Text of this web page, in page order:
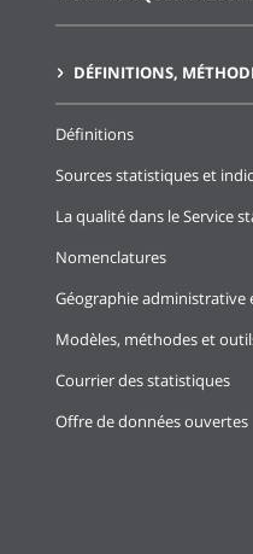
DÉFINITIONS,
Définitions
Sources statistiques et
La qualité dans le Service
Nomenclatures
Géographie administrative
Modèles, méthodes et
Courrier des statistiques
Offre de données ouvertes